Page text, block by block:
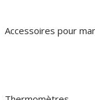
Accessoires pour